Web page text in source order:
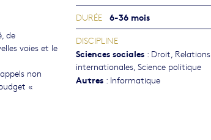
de
voies et le
non
«
DURÉE 6-36 mois
DISCIPLINE
Sciences sociales : Droit Relations
internationales Science politique
Autres : Informatique